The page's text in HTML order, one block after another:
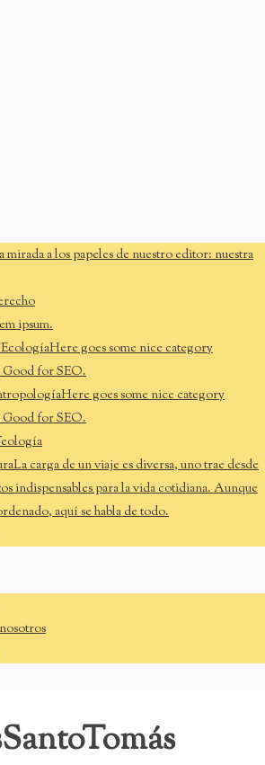
mirada a los papeles de nuestro editor: nuestra
ipsum.
Here goes some nice category
for SEO.
Here goes some nice category
for SEO.
La carga de un viaje es diversa, uno trae desde
indispensables para la vida cotidiana. Aunque
aquí se habla de todo.